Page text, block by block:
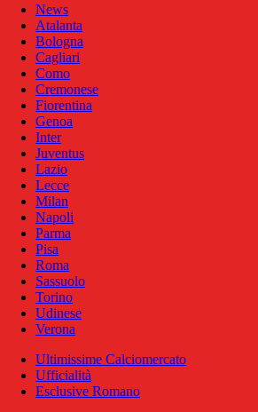
News
Atalanta
Bologna
Cagliari
Como
Cremonese
Fiorentina
Genoa
Inter
Juventus
Lazio
Lecce
Milan
Napoli
Parma
Pisa
Roma
Sassuolo
Torino
Udinese
Verona
Ultimissime Calciomercato
Ufficialità
Esclusive Romano